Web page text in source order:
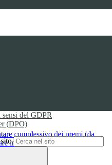
del GDPR
(DPO)
complessivo dei premi (da
in tabelle) 1